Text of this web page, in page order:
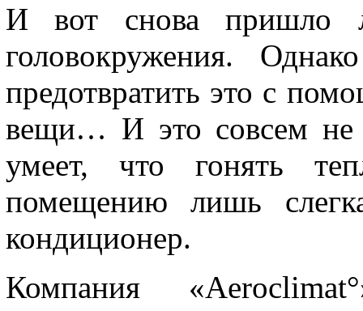
И вот снова пришло
головокружения.
предотвратить это с
вещи… И это совсем не
умеет, что гонять
помещению лишь
кондиционер.
Компания